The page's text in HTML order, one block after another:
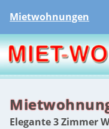
Mietwohnungen
Elegante 3 Zimmer